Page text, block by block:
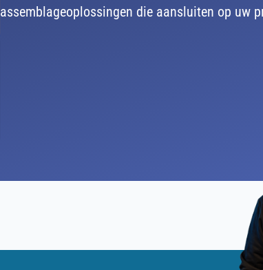
assemblageoplossingen die aansluiten op uw